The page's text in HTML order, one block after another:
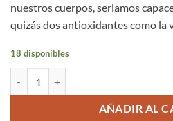
nuestros cuerpos, seriamos
quizás dos antioxidantes como la
18 disponibles
AÑADIR AL